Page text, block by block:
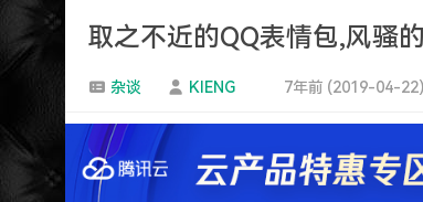
七牛的JS SDK 的文档真坑啊.
蓝奏云分享部分地区无法访问需手动
遇见一个沙雕汽车人.
2022-09-04被罚款200元记6分.
取之不近的QQ表情包,风骚
杂谈 KIENG 7年前 (2019-04-22)